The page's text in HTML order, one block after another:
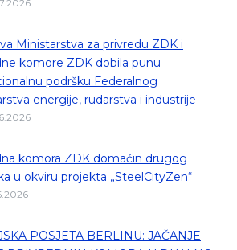
Ministarstva za privredu ZDK i
komore ZDK dobila punu
podršku Federalnog
energije, rudarstva i industrije
komora ZDK domaćin drugog
u okviru projekta „SteelCityZen“
POSJETA BERLINU: JAČANJE